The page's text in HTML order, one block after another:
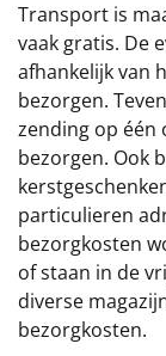
Transport is
vaak gratis. De
afhankelijk van
bezorgen.
zending op één
bezorgen. Ook
particulieren
bezorgkosten
of staan in de
diverse
bezorgkosten.